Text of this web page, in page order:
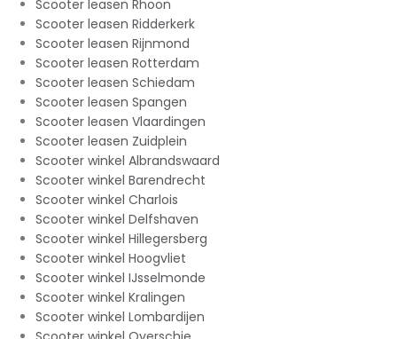
Scooter leasen Rhoon
Scooter leasen Ridderkerk
Scooter leasen Rijnmond
Scooter leasen Rotterdam
Scooter leasen Schiedam
Scooter leasen Spangen
Scooter leasen Vlaardingen
Scooter leasen Zuidplein
Scooter winkel Albrandswaard
Scooter winkel Barendrecht
Scooter winkel Charlois
Scooter winkel Delfshaven
Scooter winkel Hillegersberg
Scooter winkel Hoogvliet
Scooter winkel IJsselmonde
Scooter winkel Kralingen
Scooter winkel Lombardijen